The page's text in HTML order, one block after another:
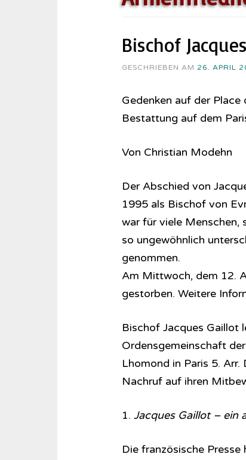
Bischof
GESCHRIEBEN AM 26. APRIL
Gedenken auf der
Bestattung auf dem
Von Christian Modehn
Der Abschied von
1995 als Bischof von
war für viele Menschen,
so ungewöhnlich
genommen.
Am Mittwoch, dem 12.
gestorben. Weitere
Bischof Jacques Gaillot
Ordensgemeinschaft
Lhomond in Paris 5.
Nachruf auf ihren
1. Jacques Gaillot – ein
Die französische